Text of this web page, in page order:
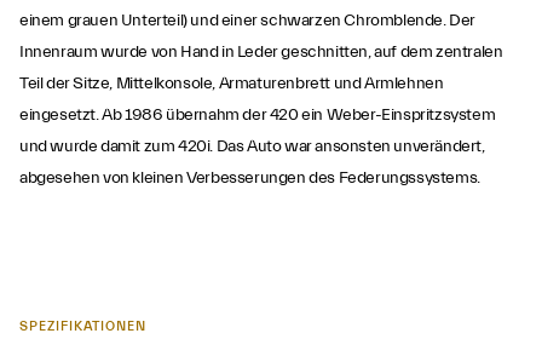
einem grauen Unterteil) und einer schwarzen Chromblende. Der
Innenraum wurde von Hand in Leder geschnitten, auf dem zentralen
Teil der Sitze, Mittelkonsole, Armaturenbrett und Armlehnen
eingesetzt. Ab 1986 übernahm der 420 ein Weber-Einspritzsystem
und wurde damit zum 420i. Das Auto war ansonsten unverändert,
abgesehen von kleinen Verbesserungen des Federungssystems.
SPEZIFIKATIONEN